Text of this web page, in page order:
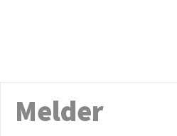
Melder